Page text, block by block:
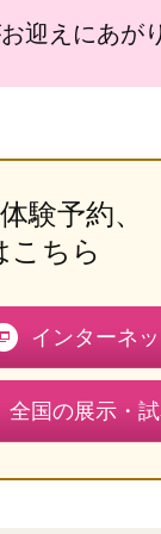
迎えにあが
験予約、
こちら
インターネ
全国の展示・